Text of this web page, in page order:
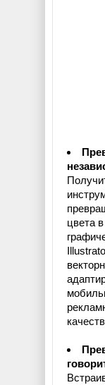
цвета